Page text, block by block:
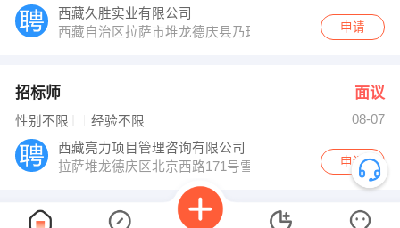
西藏久胜实业有限公司
西藏自治区拉萨市堆龙德庆县乃琼街道
申请
招标师 面议
性别不限 经验不限
08-07
西藏亮力项目管理咨询有限公司
拉萨堆龙德庆区北京西路171号雪域花园2栋14号申请